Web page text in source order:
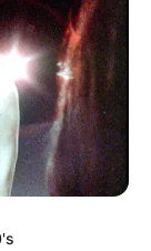
นไทย